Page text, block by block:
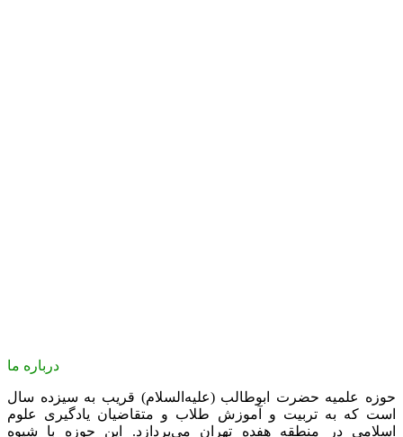
درباره ما
حوزه علمیه حضرت ابوطالب (علیه‌السلام) قریب به سیزده سال
است که به تربیت و آموزش طلاب و متقاضیان یادگیری علوم
اسلامی در منطقه هفده تهران می‌پردازد. این حوزه با شیوه